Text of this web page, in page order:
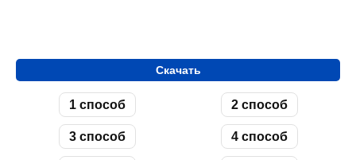
Скачать
1 способ 2 способ
3 способ 4 способ